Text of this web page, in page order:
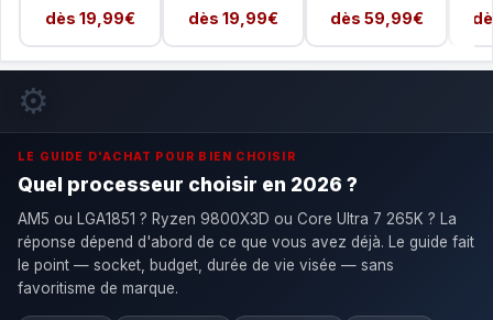
dès 19,99€ dès 19,99€ dès 59,99€
⚙️
LE GUIDE D'ACHAT POUR BIEN CHOISIR
Quel processeur choisir en 2026 ?
AM5 ou LGA1851 ? Ryzen 9800X3D ou Core Ultra 7 265K ? La
réponse dépend d'abord de ce que vous avez déjà. Le guide fait
le point — socket, budget, durée de vie visée — sans
favoritisme de marque.